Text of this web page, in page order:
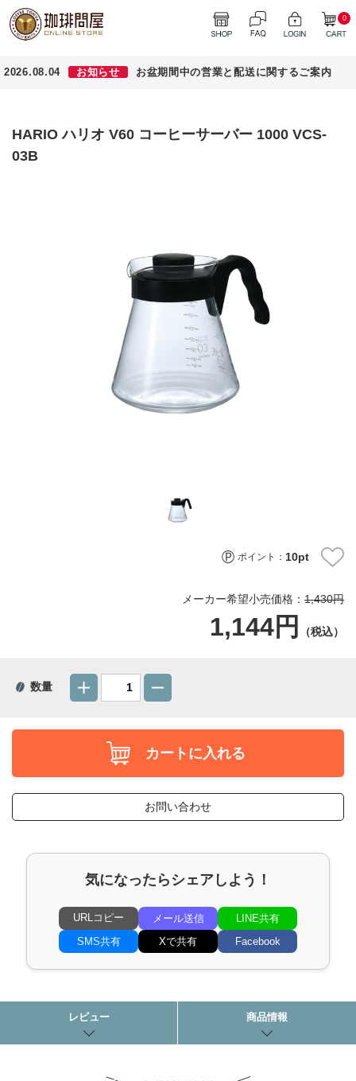
0
2026.08.04 お知らせ お盆期間中の営業と配送に関するご案内
HARIO ハリオ V60 コーヒーサーバー 1000 VCS-
03B
ポイント： 10pt
メーカー希望小売価格：1,430円
1,144円 （税込）
数量
カートに入れる
お問い合わせ
気になったらシェアしよう！
URLコピー メール送信
LINE共有
SMS共有
Xで共有 Facebook
レビュー 商品情報